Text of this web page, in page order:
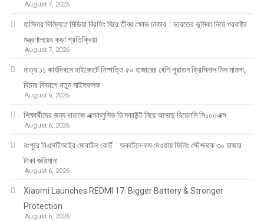
August 7, 2026
হাসিনার দিল্লিতে মিডিয়া ব্রিফিং ঘিরে তীব্র ক্ষোভ ঢাকার : ভারতের ভূমিকা নিয়ে পররাষ্ট্র
মন্ত্রণালয়ের কড়া প্রতিক্রিয়া
August 7, 2026
মাত্র ১১ কার্যদিবসে হাইকোর্টে নিষ্পত্তি ৫০ হাজারের বেশি পুরাতন ক্রিমিনাল মিস মামলা,
বিচার বিভাগে নতুন মাইলফলক
August 6, 2026
শিক্ষার্থীদের জন্য দারাজে এক্সক্লুসিভ ডিসকাউন্ট নিয়ে আসছে রিয়েলমি সি১০০এক্স
August 6, 2026
রংপুরে বিএসটিআইর মোবাইল কোর্ট : অকটেনে কম দেওয়ায় ফিলিং স্টেশনকে ৩০ হাজার
টাকা জরিমানা
August 6, 2026
Xiaomi Launches REDMI 17: Bigger Battery & Stronger
Protection
August 6, 2026